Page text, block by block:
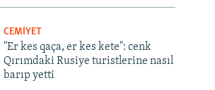
CEMİYET
"Er kes qaça, er kes kete": cenk
Qırımdaki Rusiye turistlerine nasıl
barıp yetti